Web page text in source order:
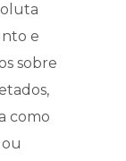
e
sobre
como